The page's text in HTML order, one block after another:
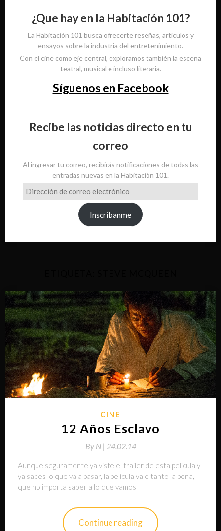
¿Que hay en la Habitación 101?
La Habitación 101 busca ofrecerte reseñas, artículos y
ensayos sobre la industria del entretenimiento.
Con el cine como eje central, exploramos también la escena
teatral, musical e incluso literaria.
Síguenos en Facebook
Recibe las noticias directo en tu
correo
Al ingresar tu correo, recibirás notificaciones de todas las
entradas nuevas en la Habitación 101.
Dirección
de
Inscribanme
CINE
12 Años Esclavo
By N | 24.02.14
Aunque seguramente ya viste el trailer de esta película y
ya sabes lo que va a pasar, la película vale tanto la pena,
que no importa saber a lo que vamos
Continue reading